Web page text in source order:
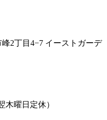
2丁目4−7 イーストガーデ
木曜日定休）